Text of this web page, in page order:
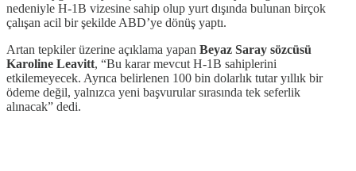
nedeniyle H-1B vizesine sahip olup yurt dışında bulunan birçok
çalışan acil bir şekilde ABD’ye dönüş yaptı.
Artan tepkiler üzerine açıklama yapan Beyaz Saray sözcüsü
Karoline Leavitt, “Bu karar mevcut H-1B sahiplerini
etkilemeyecek. Ayrıca belirlenen 100 bin dolarlık tutar yıllık bir
ödeme değil, yalnızca yeni başvurular sırasında tek seferlik
alınacak” dedi.